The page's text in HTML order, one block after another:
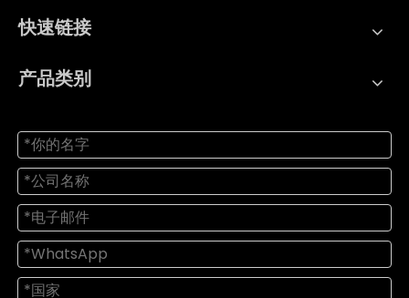
快速链接
产品类别